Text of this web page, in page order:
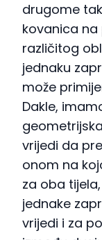
drugome
kovanica na
različitog
jednaku
može
Dakle,
vrijedi da
onom na
za oba
jednake
vrijedi i za